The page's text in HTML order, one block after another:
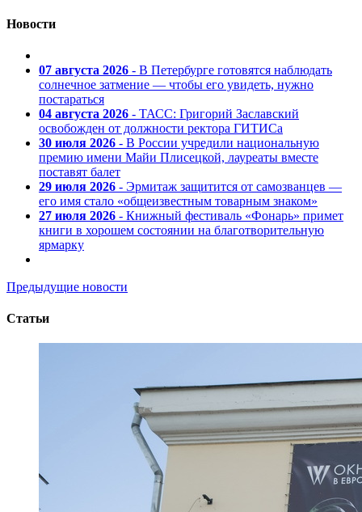
Новости
07 августа 2026 - В Петербурге готовятся наблюдать
солнечное затмение — чтобы его увидеть, нужно
постараться
04 августа 2026 - ТАСС: Григорий Заславский
освобожден от должности ректора ГИТИСа
30 июля 2026 - В России учредили национальную
премию имени Майи Плисецкой, лауреаты вместе
поставят балет
29 июля 2026 - Эрмитаж защитится от самозванцев —
его имя стало «общеизвестным товарным знаком»
27 июля 2026 - Книжный фестиваль «Фонарь» примет
книги в хорошем состоянии на благотворительную
ярмарку
Предыдущие новости
Статьи